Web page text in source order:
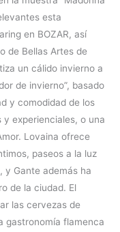
esta
en BOZAR, así
de Bellas Artes de
un cálido invierno a
de invierno”, basado
y comodidad de los
experienciales, o una
Lovaina ofrece
paseos a la luz
y Gante además ha
de la ciudad. El
las cervezas de
gastronomía flamenca